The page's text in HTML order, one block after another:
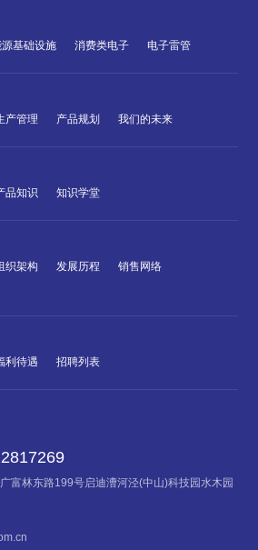
源基础设施 消费类电子 电子雷管
产管理 产品规划 我们的未来
品知识 知识学堂
织架构 发展历程
销售网络
利待遇 招聘列表
富林东路199号启迪漕河泾(中山)科技园水木园